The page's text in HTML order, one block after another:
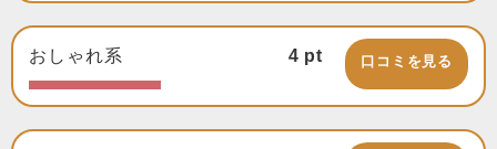
おしゃれ系 4 pt 口コミを見る